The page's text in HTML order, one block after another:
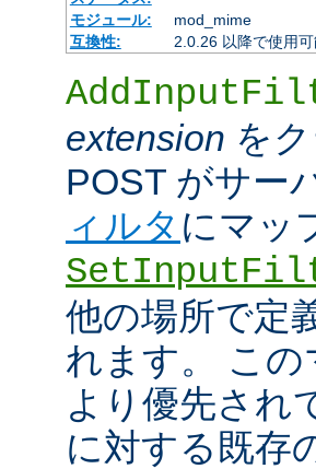
モジュール:
mod_mime
互換性:
2.0.26 以降で使用
extension を
POST がサー
ィルタ にマッ
他の場所で定
れます。 こ
より優先され
に対する既存